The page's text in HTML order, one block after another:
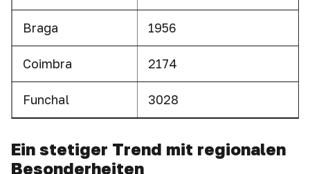
Braga 1956
Coimbra 2174
Funchal 3028
Ein stetiger Trend mit regionalen
Besonderheiten